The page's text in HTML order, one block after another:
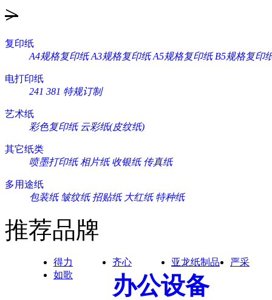
>
复印纸
A4规格复印纸 A3规格复印纸 A5规格复印纸 B5规格复印
电打印纸
241 381 特规订制
艺术纸
彩色复印纸 云彩纸(皮纹纸)
其它纸类
喷墨打印纸 相片纸 收银纸 传真纸
多用途纸
包装纸 皱纹纸 招贴纸 大红纸 特种纸
推荐品牌
得力 齐心 亚龙纸制品
严采
如歌
办公设备